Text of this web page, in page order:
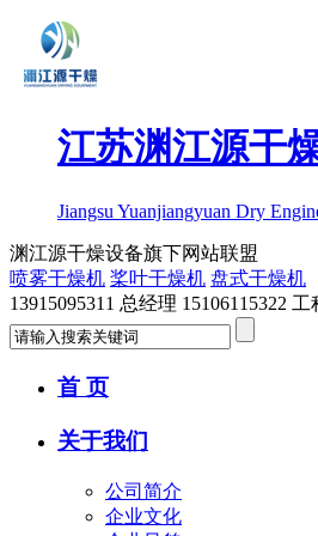
江苏渊江源干
Jiangsu Yuanjiangyuan Dry
渊江源干燥设备旗下网站联盟
喷雾干燥机 桨叶干燥机 盘式干燥机
13915095311 总经理 15106115322 工
首 页
关于我们
公司简介
企业文化